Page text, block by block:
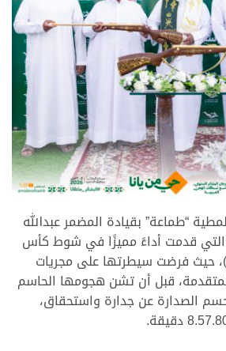
“طماعة” بقيادة المضمر عبدالله
قدمت أداءً مميزًا في شوط كأس
حيث فرضت سيطرتها على مجريات
قبل أن تشن هجومها الحاسم
الصدارة عن جدارة واستحقاق،